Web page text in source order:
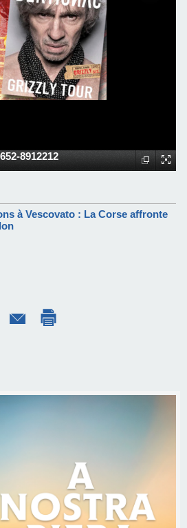
8912212
à Vescovato : La Corse affronte